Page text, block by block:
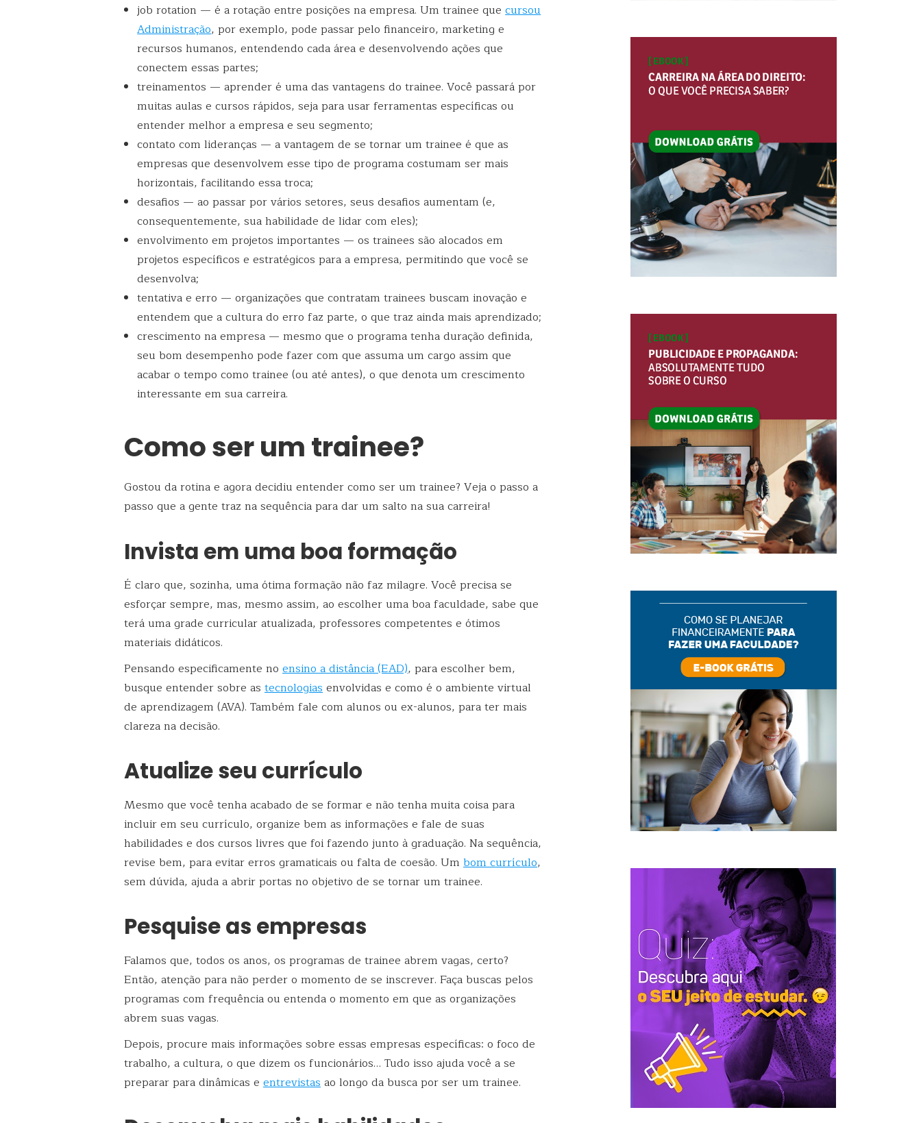
job rotation — é a rotação entre posições na empresa. Um trainee quecursou
Administração, por exemplo, pode passar pelo financeiro, marketing e
recursos humanos, entendendo cada área e desenvolvendo ações que
conectem essas partes;
treinamentos — aprender é uma das vantagens do trainee. Você passará por
muitas aulas e cursos rápidos, seja para usar ferramentas específicas ou
entender melhor a empresa e seu segmento;
contato com lideranças — a vantagem de se tornar um trainee é que as
empresas que desenvolvem esse tipo de programa costumam ser mais
horizontais, facilitando essa troca;
desafios — ao passar por vários setores, seus desafios aumentam (e,
consequentemente, sua habilidade de lidar com eles);
envolvimento em projetos importantes — os trainees são alocados em
projetos específicos e estratégicos para a empresa, permitindo que você se
desenvolva;
tentativa e erro — organizações que contratam trainees buscam inovação e
entendem que a cultura do erro faz parte, o que traz ainda mais aprendizado;
crescimento na empresa — mesmo que o programa tenha duração definida,
seu bom desempenho pode fazer com que assuma um cargo assim que
acabar o tempo como trainee (ou até antes), o que denota um crescimento
interessante em sua carreira.
Como ser um trainee?
Gostou da rotina e agora decidiu entender como ser um trainee? Veja o passo a
passo que a gente traz na sequência para dar um salto na sua carreira!
Invista em uma boa formação
É claro que, sozinha, uma ótima formação não faz milagre. Você precisa se
esforçar sempre, mas, mesmo assim, ao escolher uma boa faculdade, sabe que
terá uma grade curricular atualizada, professores competentes e ótimos
materiais didáticos.
Pensando especificamente no ensino a distância (EAD), para escolher bem,
busque entender sobre as tecnologiasenvolvidas e como é o ambiente virtual
de aprendizagem (AVA). Também fale com alunos ou ex-alunos, para ter mais
clareza na decisão.
Atualize seu currículo
Mesmo que você tenha acabado de se formar e não tenha muita coisa para
incluir em seu currículo, organize bem as informações e fale de suas
habilidades e dos cursos livres que foi fazendo junto à graduação. Na sequência,
revise bem, para evitar erros gramaticais ou falta de coesão. Um bom currículo,
sem dúvida, ajuda a abrir portas no objetivo de se tornar um trainee.
Pesquise as empresas
Falamos que, todos os anos, os programas de trainee abrem vagas, certo?
Então, atenção para não perder o momento de se inscrever. Faça buscas pelos
programas com frequência ou entenda o momento em que as organizações
abrem suas vagas.
Depois, procure mais informações sobre essas empresas específicas: o foco de
trabalho, a cultura, o que dizem os funcionários… Tudo isso ajuda você a se
preparar para dinâmicas e entrevistasao longo da busca por ser um trainee.